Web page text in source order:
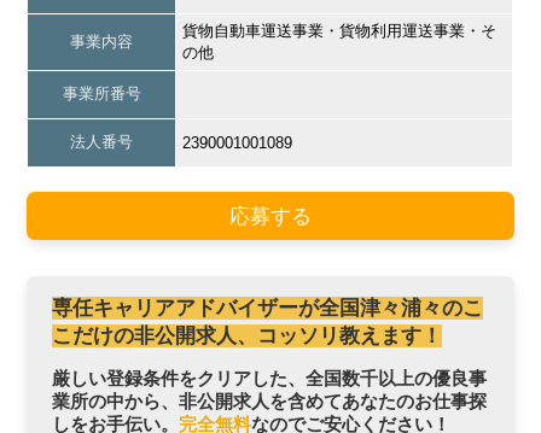
事業内容
貨物自動車運送事業・貨物利用運送事業・そ
の他
事業所番号
法人番号 2390001001089
応募する
専任キャリアアドバイザーが全国津々浦々のこ
こだけの非公開求人、コッソリ教えます！
厳しい登録条件をクリアした、全国数千以上の優良事
業所の中から、非公開求人を含めてあなたのお仕事探
しをお手伝い。 完全無料なのでご安心ください！